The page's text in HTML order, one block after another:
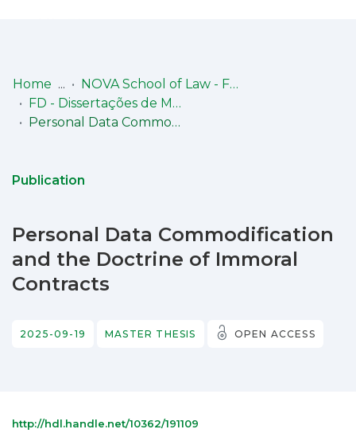
Communities
Statistics
Home
NOVA School of Law - Faculdade de Direito (NSL-FD)
FD - Dissertações de Mestrado
Personal Data Commodification and the Doctrine of Immoral Contracts
Publication
Personal Data Commodification
and the Doctrine of Immoral
Contracts
2025-09-19 MASTER THESIS OPEN ACCESS
http://hdl.handle.net/10362/191109